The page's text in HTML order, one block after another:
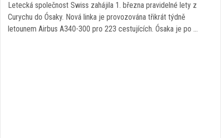
Letecká společnost Swiss zahájila 1. března pravidelné lety z
Curychu do Ósaky. Nová linka je provozována třikrát týdně
letounem Airbus A340-300 pro 223 cestujících. Ósaka je po …